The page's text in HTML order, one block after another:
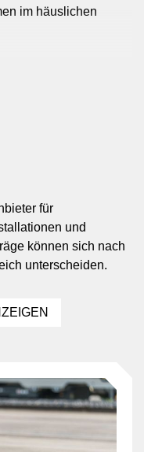
im häuslichen
Eingangsbereichen,
sich
deutlich. In
oft
Bauformen wie
Auch
können
für
und
können sich nach
unterscheiden.